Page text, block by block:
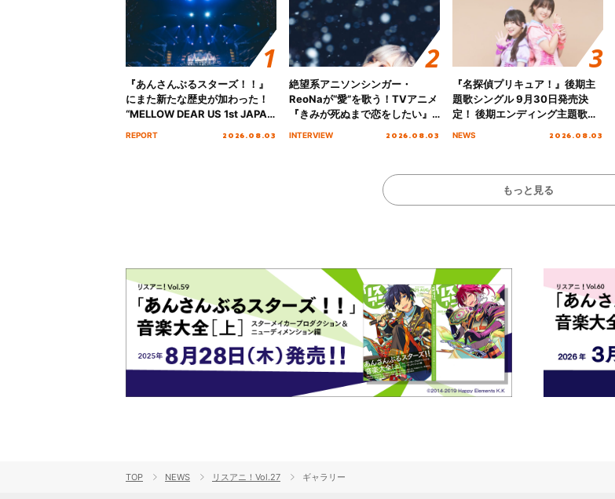
『あんさんぶるスターズ！！』
にまた新たな歴史が加わった！
“MELLOW DEAR US 1st JAPAN
REPORT 2026.08.03
絶望系アニソンシンガー・
ReoNaが“愛”を歌う！TVアニメ
『きみが死ぬまで恋をしたい』
INTERVIEW 2026.08.03
『名探偵プリキュア！』後期主
題歌シングル 9月30日発売決
定！ 後期エンディング主題歌
NEWS 2026.08.03
もっと見る
TOP NEWS リスアニ！Vol.27 ギャラリー